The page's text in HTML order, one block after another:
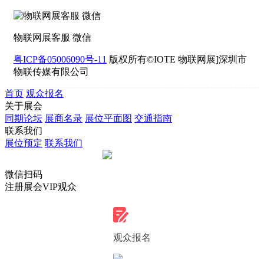
物联网展客服 微信
粤ICP备05006090号-11 版权所有©IOTE 物联网展]深圳市
物联传媒有限公司
首页 观众报名
关于展会
同期论坛 展商名录 展位平面图 交通指南
联系我们
展位预定 联系我们
微信扫码
注册展会VIP观众
观众报名